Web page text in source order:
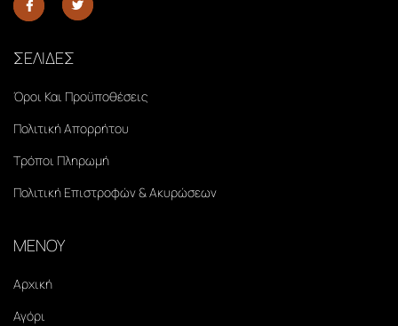
ΣΕΛΙΔΕΣ
Όροι Και Προϋποθέσεις
Πολιτική Απορρήτου
Τρόποι Πληρωμή
Πολιτική Επιστροφών & Ακυρώσεων
ΜΕΝΟΥ
Αρχική
Αγόρι